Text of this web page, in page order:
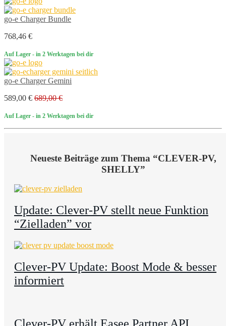
go-e Charger Bundle
768,46 €
Auf Lager - in 2 Werktagen bei dir
go-e Charger Gemini
589,00 € 689,00 €
Auf Lager - in 2 Werktagen bei dir
Neueste Beiträge zum Thema “CLEVER-PV,
SHELLY”
Update: Clever-PV stellt neue Funktion
“Zielladen” vor
Clever-PV Update: Boost Mode & besser
informiert